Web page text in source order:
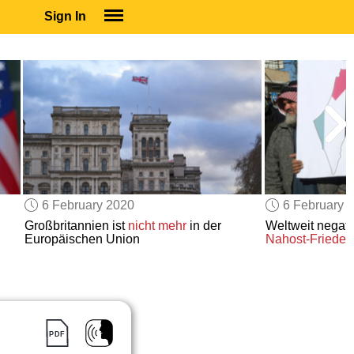
Sign In
SUBSCRIBE
EDUCATIONAL LICENSES
GIFT CARDS
OTHER LANGUAGES
ABOUT US
ALEXA
ADJUST COLORS
6 February 2020
Großbritannien ist nicht mehrin der
Europäischen Union
6 February
Weltweit
Nahost-